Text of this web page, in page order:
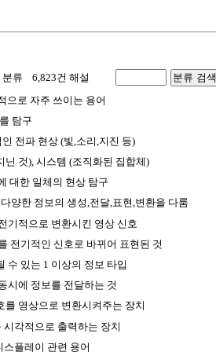
류 6,823건 해설
분류 검색
으로 자주 쓰이는 용어
탐구
전파 현상 (빛,소리,지진 등)
닌 것), 시스템 (조직화된 집합체)
대한 일체의 현상 탐구
다양한 정보의 생성,전달,표현,변환을 다룸
기적으로 변환시킨 영상 신호
전기적인 신호로 바뀌어 표현된 것
수 있는 1 이상의 정보 타입
시에 정보를 전달하는 것
를 영상으로 변환시켜주는 장치
시각적으로 출력하는 장치
스플레이 관련 용어